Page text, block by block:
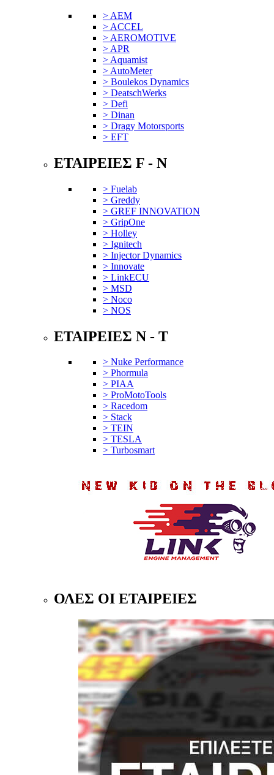
> AEM
> ACCEL
> AEROMOTIVE
> APR
> Aquamist
> AutoMeter
> Boulekos Dynamics
> DeatschWerks
> Defi
> Dinan
> Dragy Motorsports
> EFT
ΕΤΑΙΡΕΙΕΣ F - N
> Fuelab
> Greddy
> GREF INNOVATION
> GripOne
> Holley
> Ignitech
> Injector Dynamics
> Innovate
> LinkECU
> MSD
> Noco
> NOS
ΕΤΑΙΡΕΙΕΣ N - T
> Nuke Performance
> Phormula
> PIAA
> ProMotoTools
> Racedom
> Stack
> TEIN
> TESLA
> Turbosmart
ΟΛΕΣ ΟΙ ΕΤΑΙΡΕΙΕΣ